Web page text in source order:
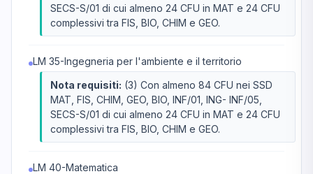
SECS-S/01 di cui almeno 24 CFU in MAT e 24 CFU
complessivi tra FIS, BIO, CHIM e GEO.
LM 35-Ingegneria per l'ambiente e il territorio
Nota requisiti: (3) Con almeno 84 CFU nei SSD
MAT, FIS, CHIM, GEO, BIO, INF/01, ING- INF/05,
SECS-S/01 di cui almeno 24 CFU in MAT e 24 CFU
complessivi tra FIS, BIO, CHIM e GEO.
LM 40-Matematica